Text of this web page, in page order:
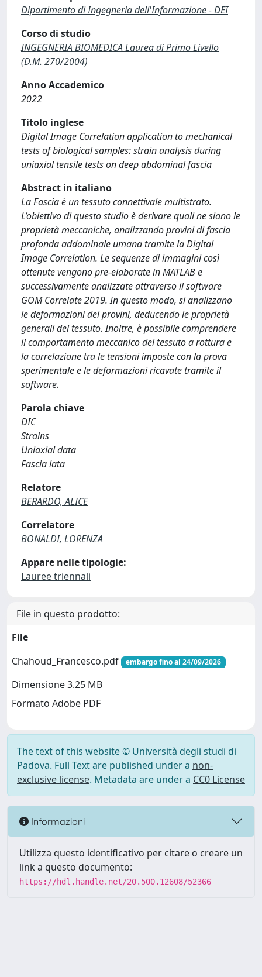
Dipartimento di Ingegneria dell'Informazione - DEI
Corso di studio
INGEGNERIA BIOMEDICA Laurea di Primo Livello
(D.M. 270/2004)
Anno Accademico
2022
Titolo inglese
Digital Image Correlation application to mechanical
tests of biological samples: strain analysis during
uniaxial tensile tests on deep abdominal fascia
Abstract in italiano
La Fascia è un tessuto connettivale multistrato.
L’obiettivo di questo studio è derivare quali ne siano le
proprietà meccaniche, analizzando provini di fascia
profonda addominale umana tramite la Digital
Image Correlation. Le sequenze di immagini così
ottenute vengono pre-elaborate in MATLAB e
successivamente analizzate attraverso il software
GOM Correlate 2019. In questo modo, si analizzano
le deformazioni dei provini, deducendo le proprietà
generali del tessuto. Inoltre, è possibile comprendere
il comportamento meccanico del tessuto a rottura e
la correlazione tra le tensioni imposte con la prova
sperimentale e le deformazioni ricavate tramite il
software.
Parola chiave
DIC
Strains
Uniaxial data
Fascia lata
Relatore
BERARDO, ALICE
Correlatore
BONALDI, LORENZA
Appare nelle tipologie:
Lauree triennali
File in questo prodotto:
File
Chahoud_Francesco.pdf
embargo fino al 24/09/2026
Dimensione 3.25 MB
Formato Adobe PDF
The text of this website © Università degli studi di
Padova. Full Text are published under a non-
exclusive license. Metadata are under a CC0 License
Informazioni
Utilizza questo identificativo per citare o creare un
link a questo documento:
https://hdl.handle.net/20.500.12608/52366